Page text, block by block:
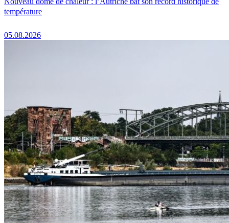
température
05.08.2026